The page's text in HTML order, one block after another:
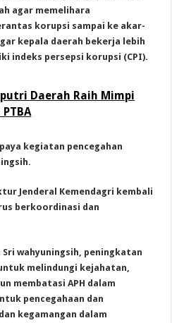
agar memelihara
korupsi sampai ke akar-
kepala daerah bekerja lebih
indeks persepsi korupsi (CPI).
Daerah Raih Mimpi
kegiatan pencegahan
Jenderal Kemendagri kembali
berkoordinasi dan
Sri wahyuningsih, peningkatan
melindungi kejahatan,
membatasi APH dalam
pencegahaan dan
kegamangan dalam